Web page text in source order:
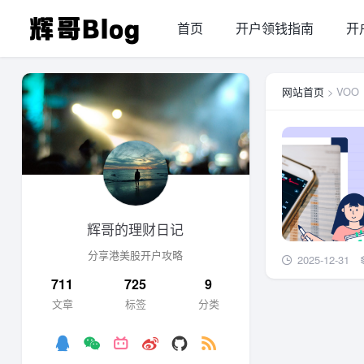
首页 开户领钱指南 开
网站首页 > VOO
2025-12-31
辉哥的理财日记
分享港美股开户攻略
711
文章
725
标签
9
分类